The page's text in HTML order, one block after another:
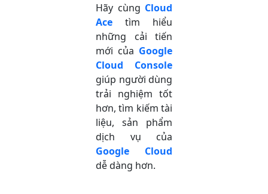
Hãy cùng Cloud
Ace tìm hiểu
những cải tiến
mới của Google
Cloud Console
giúp người dùng
trải nghiệm tốt
hơn, tìm kiếm tài
liệu, sản phẩm
dịch vụ của
Google Cloud
dễ dàng hơn.